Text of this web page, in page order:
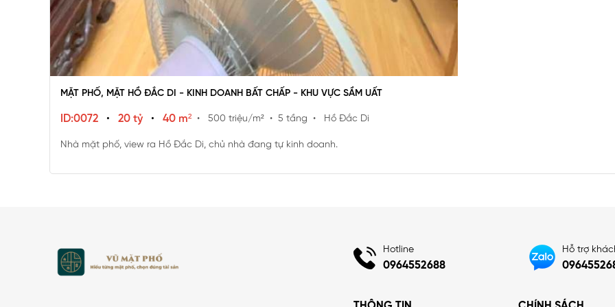
MẶT PHỐ, MẶT HỒ ĐẮC DI - KINH DOANH BẤT CHẤP - KHU VỰC SẦM UẤT
ID:0072 • 20 tỷ • 40 m² • 500 triệu/m² • 5 tầng • Hồ Đắc Di
Nhà mặt phố, view ra Hồ Đắc Di, chủ nhà đang tự kinh doanh.
Hotline
0964552688
Hỗ trợ